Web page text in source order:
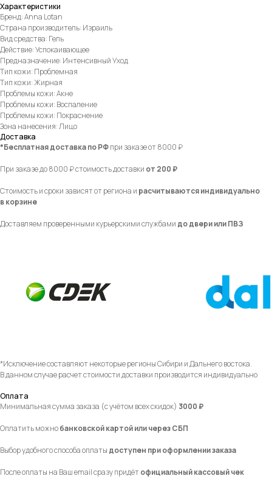
Характеристики
Бренд: Anna Lotan
Страна производитель: Израиль
Вид средства: Гель
Действие: Успокаивающее
Предназначение: Интенсивный Уход
Тип кожи: Проблемная
Тип кожи: Жирная
Проблемы кожи: Акне
Проблемы кожи: Воспаление
Проблемы кожи: Покраснение
Зона нанесения: Лицо
Доставка
*Бесплатная доставка по РФпри заказе от 8000 ₽
При заказе до 8000 ₽ стоимость доставки от 200 ₽
Стоимость и сроки зависят от региона и расчитываются индивидуально
в корзине
Доставляем проверенными курьерскими службами до двери или ПВЗ
*Исключение составляют некоторые регионы Сибири и Дальнего востока.
В данном случае расчет стоимости доставки производится индивидуально
Оплата
Минимальная сумма заказа (с учётом всех скидок) 3000 ₽
Оплатить можнобанковской картой или через СБП
Выбор удобного способа оплаты доступен при оформлении заказа
После оплаты на Ваш email сразу придётофициальный кассовый чек